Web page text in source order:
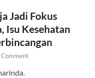
Jadi Fokus
Isu Kesehatan
Comment